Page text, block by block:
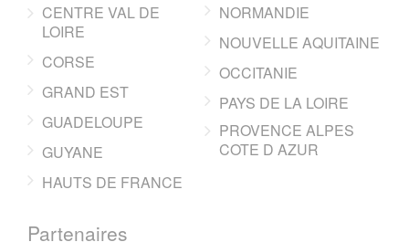
CENTRE VAL DE
LOIRE
CORSE
GRAND EST
GUADELOUPE
GUYANE
HAUTS DE FRANCE
NORMANDIE
NOUVELLE AQUITAINE
OCCITANIE
PAYS DE LA LOIRE
PROVENCE ALPES
COTE D AZUR
Partenaires